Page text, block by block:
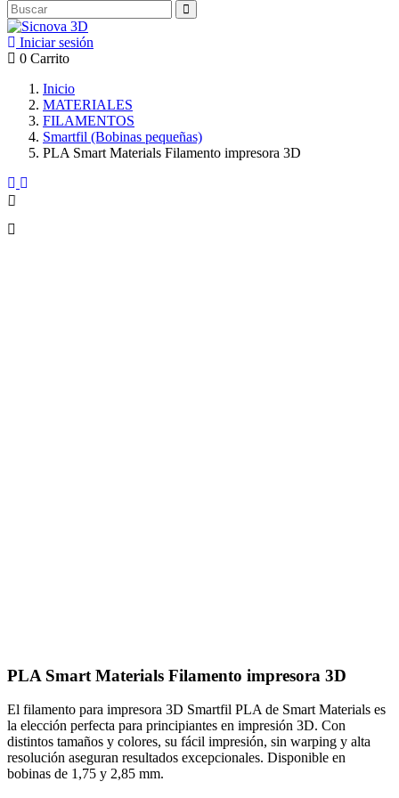
Iniciar sesión
0 Carrito
Inicio
MATERIALES
FILAMENTOS
Smartfil (Bobinas pequeñas)
PLA Smart Materials Filamento impresora 3D
PLA Smart Materials Filamento impresora 3D
El filamento para impresora 3D Smartfil PLA de Smart Materials es
la elección perfecta para principiantes en impresión 3D. Con
distintos tamaños y colores, su fácil impresión, sin warping y alta
resolución aseguran resultados excepcionales. Disponible en
bobinas de 1,75 y 2,85 mm.